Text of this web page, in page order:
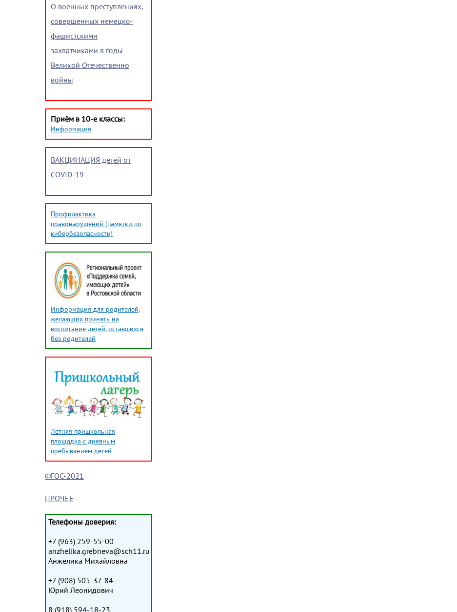
О военных преступлениях,
совершенных немецко-
фашистскими
захватчиками в годы
Великой Отечественно
войны
Приём в 10-е классы:
Информация
ВАКЦИНАЦИЯ детей от
COVID-19
Профилактика
правонарушений (памятки по
кибербезопасности)
Информация для родителей,
желающих принять на
воспитание детей, оставшихся
без родителей
Летняя пришкольная
площадка с дневным
пребыванием детей
ФГОС-2021
ПРОЧЕЕ
Телефоны доверия:
+7 (963) 259-55-00
anzhelika.grebneva@sch11.ru
Анжелика Михайловна
+7 (908) 505-37-84
Юрий Леонидович
8 (918) 594-18-23